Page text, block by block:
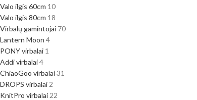
Valo ilgis 60cm 10
Valo ilgis 80cm 18
Virbalų gamintojai 70
Lantern Moon 4
PONY virbalai 1
Addi virbalai4
ChiaoGoo virbalai31
DROPS virbalai 2
KnitPro virbalai 22